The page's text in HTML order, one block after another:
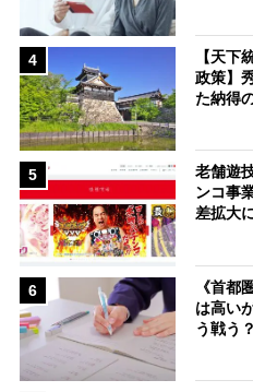
4
【天下
政策】
た納得
5
老舗遊
ンコ事
差拡大
6
《首都
は高い
う戦